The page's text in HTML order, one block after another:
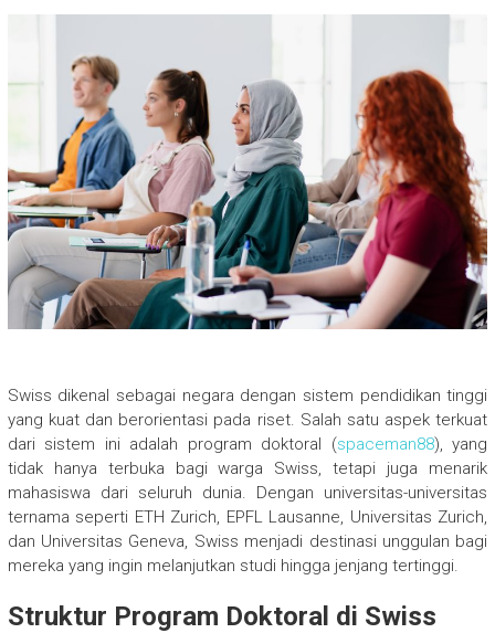
Swiss dikenal sebagai negara dengan sistem pendidikan tinggi
yang kuat dan berorientasi pada riset. Salah satu aspek terkuat
dari sistem ini adalah program doktoral (spaceman88), yang
tidak hanya terbuka bagi warga Swiss, tetapi juga menarik
mahasiswa dari seluruh dunia. Dengan universitas-universitas
ternama seperti ETH Zurich, EPFL Lausanne, Universitas Zurich,
dan Universitas Geneva, Swiss menjadi destinasi unggulan bagi
mereka yang ingin melanjutkan studi hingga jenjang tertinggi.
Struktur Program Doktoral di Swiss